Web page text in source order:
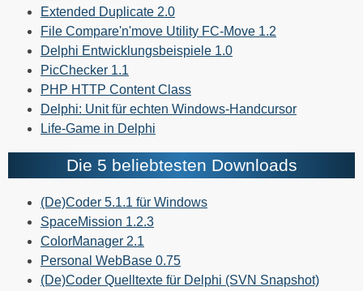
Extended Duplicate 2.0
File Compare'n'move Utility FC-Move 1.2
Delphi Entwicklungsbeispiele 1.0
PicChecker 1.1
PHP HTTP Content Class
Delphi: Unit für echten Windows-Handcursor
Life-Game in Delphi
Die 5 beliebtesten Downloads
(De)Coder 5.1.1 für Windows
SpaceMission 1.2.3
ColorManager 2.1
Personal WebBase 0.75
(De)Coder Quelltexte für Delphi (SVN Snapshot)